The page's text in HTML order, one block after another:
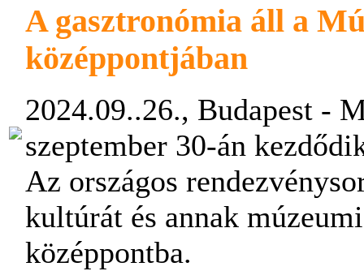
A gasztronómia áll a
középpontjában
2024.09..26., Budapest -
szeptember 30-án
Az országos
kultúrát és annak
középpontba.